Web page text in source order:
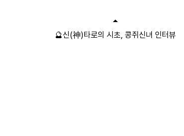
🔮신(神)타로의 시초, 콩쥐신녀 인터뷰